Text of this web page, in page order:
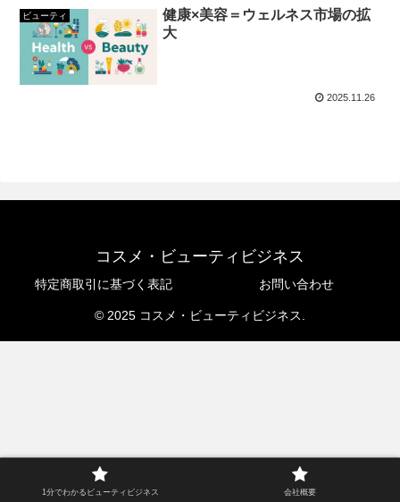
ビューティ
健康×美容＝ウェルネス市場の拡
大
2025.11.26
コスメ・ビューティビジネス
特定商取引に基づく表記 お問い合わせ
© 2025 コスメ・ビューティビジネス.
1分でわかるビューティビジネス 会社概要